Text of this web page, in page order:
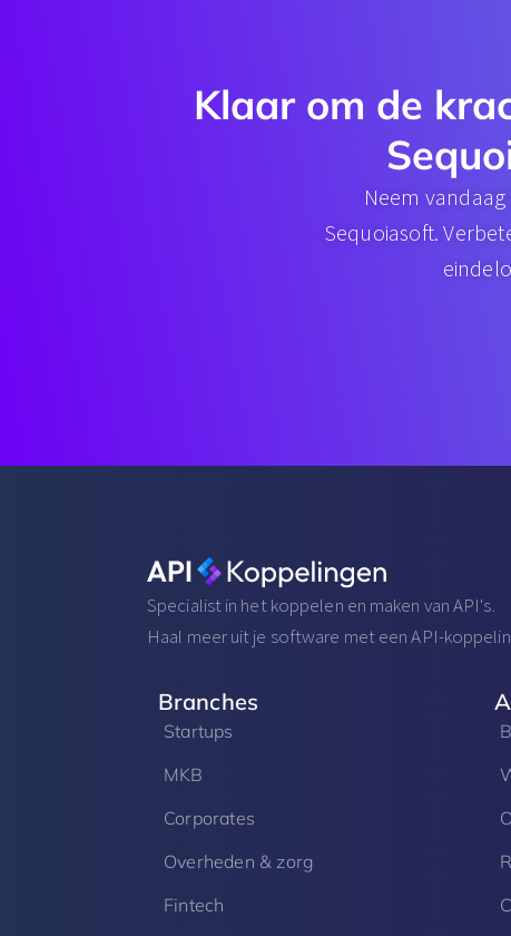
Klaar om de
Neem
Sequoiasoft.
Specialist in het koppelen en maken van API's.
Haal meer uit je software met een API-
Branches
Startups
MKB
Corporates
Overheden & zorg
Fintech